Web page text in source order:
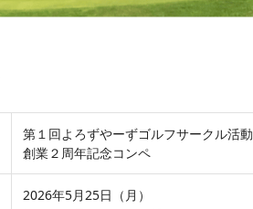
第１回よろずやーずゴルフサークル活動
創業２周年記念コンペ
2026年5月25日（月）